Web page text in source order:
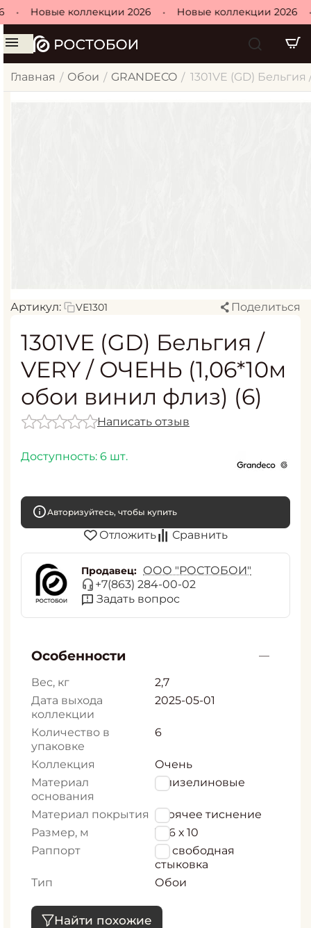
Новые коллекции 2026 Новые коллекции 2026
Главная / Обои / GRANDECO / 1301VE (GD)
Артикул: VE1301 Поделиться
1301VE (GD) Бельгия /
VERY / ОЧЕНЬ (1,06*10м
обои винил флиз) (6)
Написать отзыв
Доступность: 6 шт.
Авторизуйтесь, чтобы купить
Отложить Сравнить
Продавец: ООО "РОСТОБОИ"
+7(863) 284-00-02
Задать вопрос
Особенности
Вес, кг
2,7
Дата выхода
коллекции
2025-05-01
Количество в
упаковке
6
Коллекция
Очень
Материал
основания
Флизелиновые
Материал покрытия горячее тиснение
Размер, м
1,06 х 10
Раппорт
64 свободная
стыковка
Тип
Обои
Найти похожие